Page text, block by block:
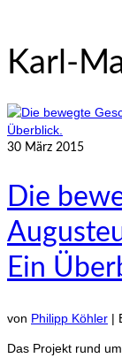
Karl-
30 März 2015
Die
Ein
von Philipp Köhler |
Das Projekt rund